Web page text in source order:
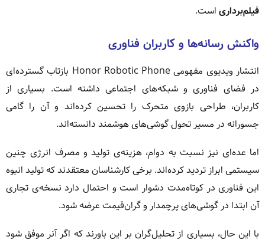
فیلم‌برداری است.
واکنش رسانه‌ها و کاربران فناوری
انتشار ویدیوی مفهومی Honor Robotic Phone بازتاب گسترده‌ای
در فضای فناوری و شبکه‌های اجتماعی داشته است. بسیاری از
کاربران، طراحی بازوی متحرک را تحسین کرده‌اند و آن را گامی
جسورانه در مسیر تحول گوشی‌های هوشمند دانسته‌اند.
اما عده‌ای نیز نسبت به دوام، هزینه‌ی تولید و مصرف انرژی چنین
سیستمی ابراز تردید کرده‌اند. برخی کارشناسان معتقدند که تولید انبوه
این فناوری در کوتاه‌مدت دشوار است و احتمال دارد نسخه‌ی تجاری
آن ابتدا در گوشی‌های پرچمدار و گران‌قیمت عرضه شود.
با این حال، بسیاری از تحلیل‌گران بر این باورند که اگر آنر موفق شود